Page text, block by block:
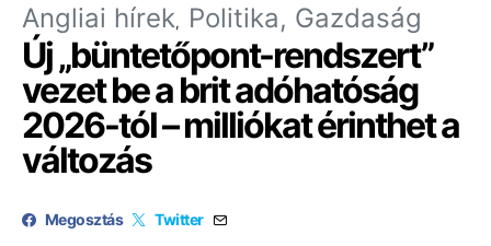
Angliai hírek Politika, Gazdaság
Új „büntetőpont-rendszert”
vezet be a brit adóhatóság
2026-tól – milliókat érinthet a
változás
Megosztás Twitter